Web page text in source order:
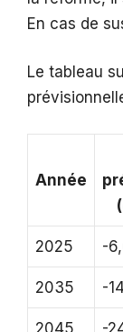
En cas de
Le tableau
Année
2025 -
2035 -
2045 -